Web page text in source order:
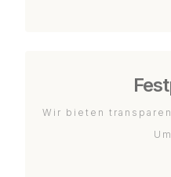
Wir bieten